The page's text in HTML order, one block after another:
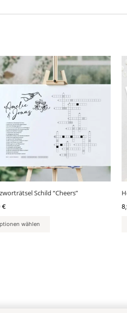
Schild “Cheers”
€
wählen